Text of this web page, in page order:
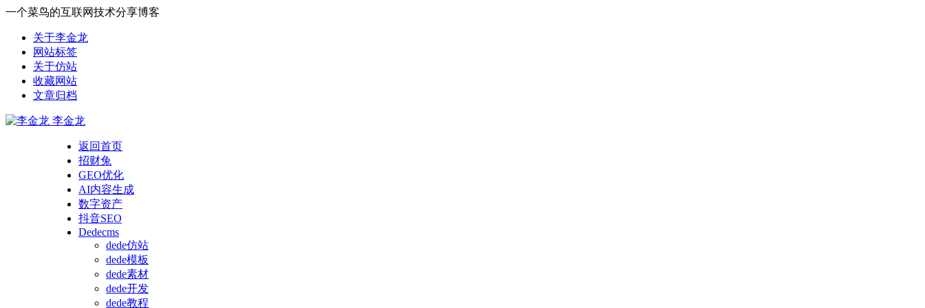
一个菜鸟的互联网技术分享博客
关于李金龙
网站标签
关于仿站
收藏网站
文章归档
李金龙
返回首页
招财兔
GEO优化
AI内容生成
数字资产
抖音SEO
Dedecms
dede仿站
dede模板
dede素材
dede开发
dede教程